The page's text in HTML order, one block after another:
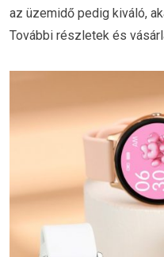
az üzemidő pedig kiváló,
További részletek és